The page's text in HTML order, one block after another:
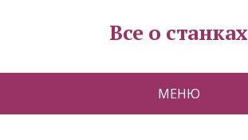
Все о станках
МЕНЮ